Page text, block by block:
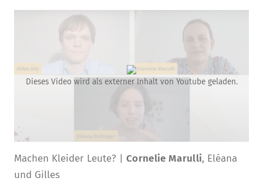
Dieses Video wird als externer Inhalt von Youtube geladen.
Machen Kleider Leute? | Cornelie Marulli, Eléana
und Gilles